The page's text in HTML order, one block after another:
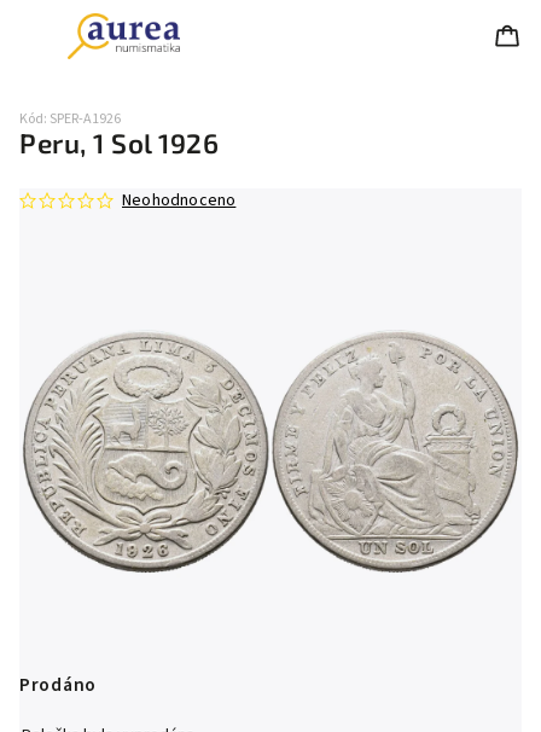
Peru, 1 Sol 1926
Kód: SPER-A1926
Neohodnoceno
Prodáno